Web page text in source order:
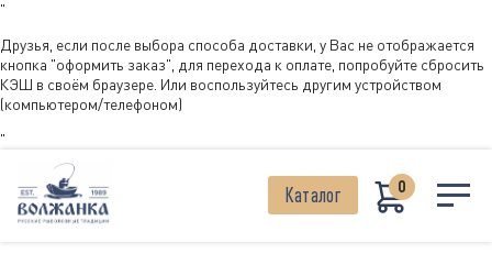
"
Друзья, если после выбора способа доставки, у Вас не отображается
кнопка "оформить заказ", для перехода к оплате, попробуйте сбросить
КЭШ в своём браузере. Или воспользуйтесь другим устройством
(компьютером/телефоном)
"
Каталог 0